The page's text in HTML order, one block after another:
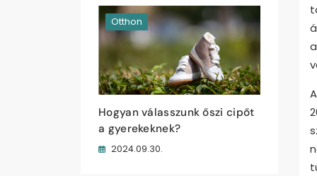
Otthon
Hogyan válasszunk őszi cipőt
a gyerekeknek?
2024.09.30.